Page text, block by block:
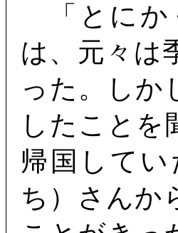
「とにか
は、元々は
った。しか
したことを
帰国して
ち）さんか